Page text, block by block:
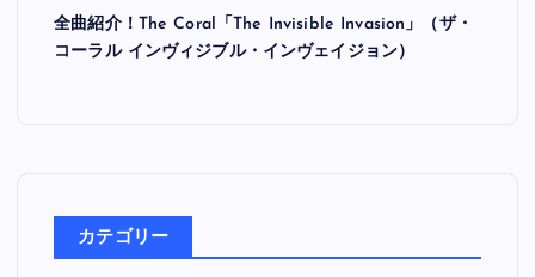
全曲紹介！The Coral「The Invisible Invasion」（ザ・
コーラル インヴィジブル・インヴェイジョン）
カテゴリー